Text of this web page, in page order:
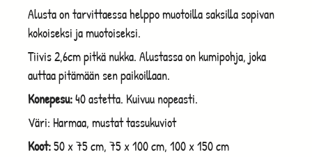
Alusta on tarvittaessa helppo muotoilla saksilla sopivan
kokoiseksi ja muotoiseksi.
Tiivis 2,6cm pitkä nukka. Alustassa on kumipohja, joka
auttaa pitämään sen paikoillaan.
Konepesu:40 astetta. Kuivuu nopeasti.
Väri: Harmaa, mustat tassukuviot
Koot:50 x 75 cm, 75 x 100 cm, 100 x 150 cm